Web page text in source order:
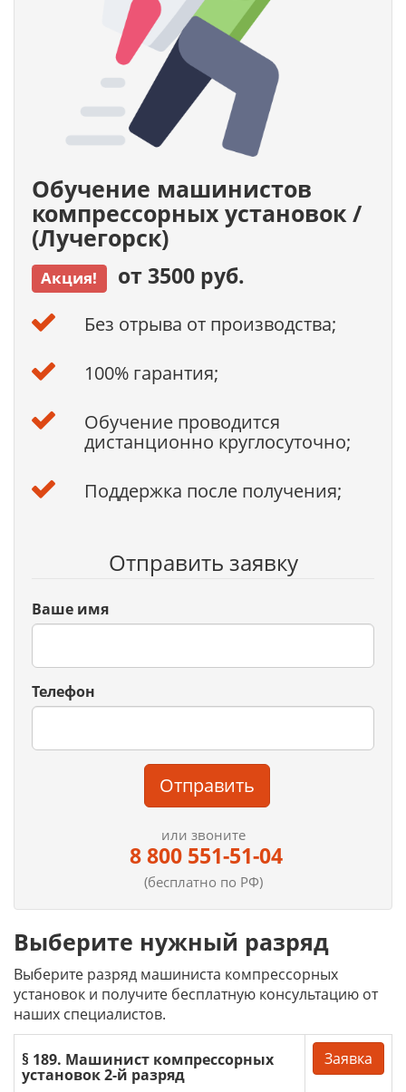
Обучение машинистов
компрессорных установок /
(Лучегорск)
Акция! от 3500 руб.
Без отрыва от производства;
100% гарантия;
Обучение проводится
дистанционно круглосуточно;
Поддержка после получения;
Отправить заявку
Ваше имя
Телефон
Отправить
или звоните
8 800 551-51-04
(бесплатно по РФ)
Выберите нужный разряд
Выберите разряд машиниста компрессорных
установок и получите бесплатную консультацию от
наших специалистов.
§ 189. Машинист компрессорных
установок 2-й разряд
Заявка